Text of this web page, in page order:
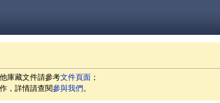
庫藏文件請參考文件頁面 ；
，詳情請查閱參與我們。